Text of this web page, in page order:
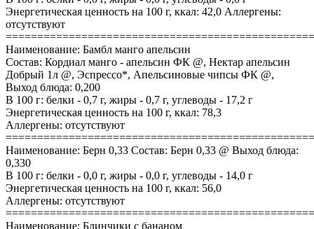
Энергетическая ценность на 100 г, ккал: 42,0 Аллергены:
отсутствуют
Наименование: Бамбл манго апельсин
Состав: Кордиал манго - апельсин ФК @, Нектар апельсин
Добрый 1л @, Эспрессо*, Апельсиновые чипсы ФК @,
Выход блюда: 0,200
В 100 г: белки - 0,7 г, жиры - 0,7 г, углеводы - 17,2 г
Энергетическая ценность на 100 г, ккал: 78,3
Аллергены: отсутствуют
Наименование: Берн 0,33 Состав: Берн 0,33 @ Выход блюда:
0,330
В 100 г: белки - 0,0 г, жиры - 0,0 г, углеводы - 14,0 г
Энергетическая ценность на 100 г, ккал: 56,0
Аллергены: отсутствуют
Наименование: Блинчики с бананом